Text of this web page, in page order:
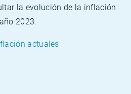
la evolución de la inflación
2023.
actuales